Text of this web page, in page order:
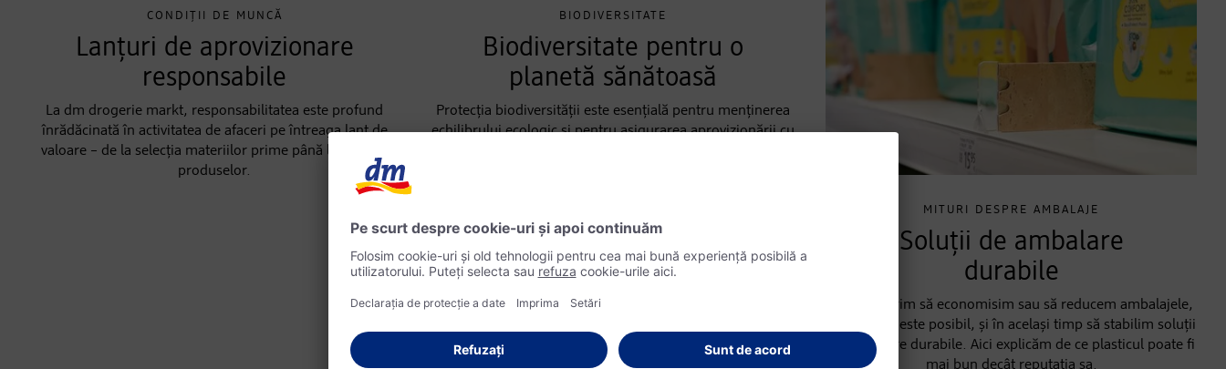
CONDIȚII DE MUNCĂ
Lanțuri de aprovizionare
responsabile
La dm drogerie markt, responsabilitatea este profund
înrădăcinată în activitatea de afaceri pe întreaga lanț de
valoare – de la selecția materiilor prime până la livrarea
produselor.
BIODIVERSITATE
Biodiversitate pentru o
planetă sănătoasă
Protecția biodiversității este esențială pentru menținerea
echilibrului ecologic și pentru asigurarea aprovizionării cu
MITURI DESPRE AMBALAJE
Soluții de ambalare
durabile
La dm, dorim să economisim sau să reducem ambalajele,
acolo unde este posibil, și în același timp să stabilim soluții
de ambalare durabile. Aici explicăm de ce plasticul poate fi
mai bun decât reputația sa.